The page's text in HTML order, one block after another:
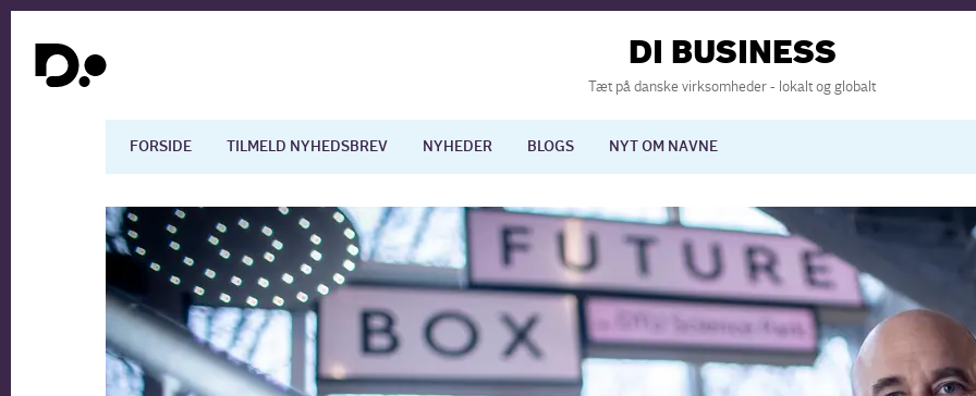
DI BUSINESS
Tæt på danske virksomheder - lokalt og globalt
FORSIDE TILMELD NYHEDSBREV NYHEDER BLOGS NYT OM NAVNE
Dansk økonomi Digitalisering International økonomi
Arbejdsmarkedet Uddannelse Europapolitik